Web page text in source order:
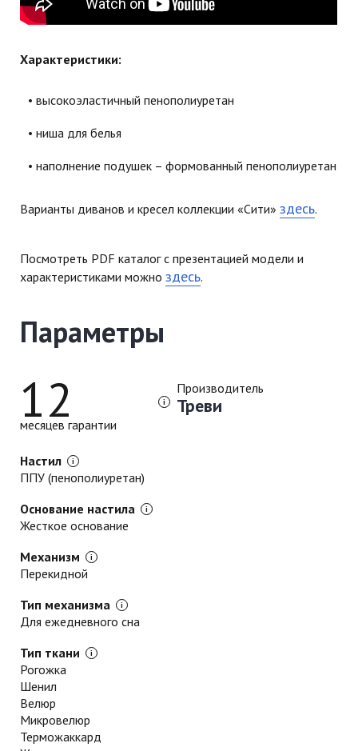
Характеристики:
высокоэластичный пенополиуретан
ниша для белья
наполнение подушек – формованный пенополиуретан
Варианты диванов и кресел коллекции «Сити»здесь.
Посмотреть PDF каталог с презентацией модели и
характеристиками можноздесь.
Параметры
Настил
ППУ (пенополиуретан)
Основание настила
Жесткое основание
Механизм
Перекидной
Тип механизма
Для ежедневного сна
Тип ткани
Рогожка
Шенил
Велюр
Микровелюр
Терможаккард
Производитель
Треви
12
месяцев гарантии